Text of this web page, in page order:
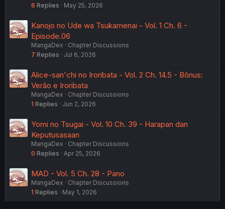
6 Replies May 25, 2026
Kanojo no Ude wa Tsukamenai - Vol. 1 Ch. 6 -
Episode.06
MangaDex
Chapter Discussions
7 Replies Jul 6, 2026
Alice-san'chi no Iroribata - Vol. 2 Ch. 14.5 - Bônus:
Verão e Iroribata
MangaDex
Chapter Discussions
1 Replies Jun 2, 2026
Yomi no Tsugai - Vol. 10 Ch. 39 - Harapan dan
Keputusasaan
MangaDex
Chapter Discussions
0 Replies Apr 25, 2026
MAD - Vol. 5 Ch. 28 - Pano
MangaDex
Chapter Discussions
1 Replies May 1, 2026